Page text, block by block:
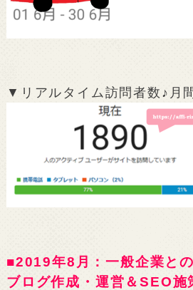
▼リアルタイム訪問者数♪月
■2019年8月：一般企業と
ブログ作成・運営＆SEO施